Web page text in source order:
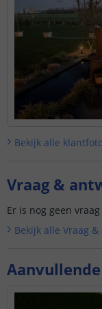
onze
Bekijk alle
Vraag &
Er is nog geen
Bekijk alle Vraag